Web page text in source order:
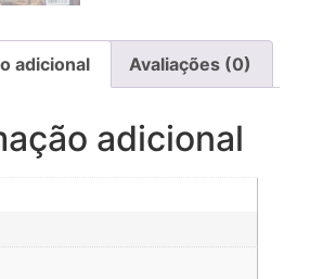
adicional Avaliações (0)
adicional